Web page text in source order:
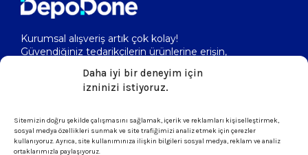
Daha iyi bir deneyim için
izninizi istiyoruz.
Sitemizin doğru şekilde çalışmasını sağlamak, içerik ve reklamları kişiselleştirmek,
sosyal medya özellikleri sunmak ve site trafiğimizi analiz etmek için çerezler
kullanıyoruz. Ayrıca, site kullanımınıza ilişkin bilgileri sosyal medya, reklam ve analiz
ortaklarımızla paylaşıyoruz.
Kurumsal alışveriş artık çok kolay!
Güvendiğiniz tedarikçilerin ürünlerine erişin,
isletme@depodone.com